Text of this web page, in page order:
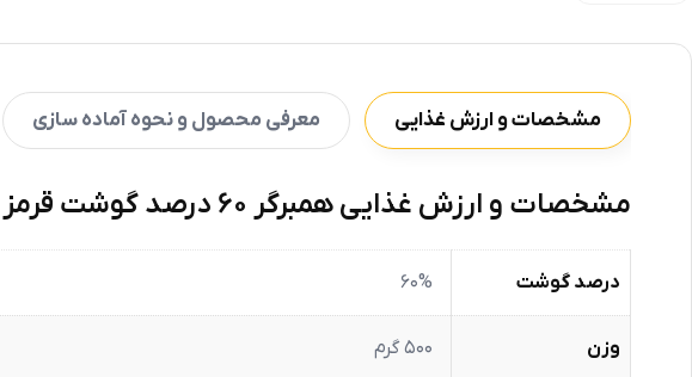
مشخصات و ارزش غذایی معرفی محصول و نحوه آماده سازی
مشخصات و ارزش غذایی همبرگر 60 درصد گوشت قرمز آندره وزن 500 گرم
درصد گوشت 60%
وزن ۵۰۰ گرم